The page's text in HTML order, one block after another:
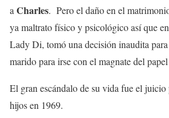
a Charles. Pero el daño en el
ya maltrato físico y psicológico así que
Lady Di, tomó una decisión inaudita
marido para irse con el magnate del papel
El gran escándalo de su vida fue el juicio
hijos en 1969.